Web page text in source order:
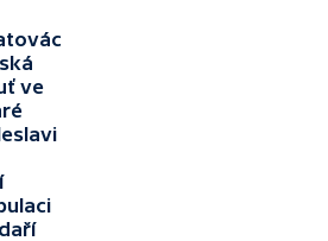
ve